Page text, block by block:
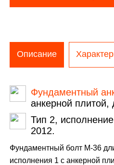
Описание
Фундаментный
анкерной
Тип 2,
2012.
Фундаментный болт М-36
исполнения 1 с анкерной